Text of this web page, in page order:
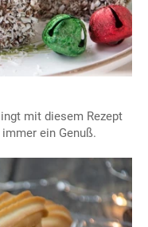
mit diesem Rezept
ein Genuß.